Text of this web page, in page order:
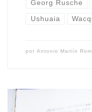
Georg Rusche
Ushuaia
por Antonio Martín